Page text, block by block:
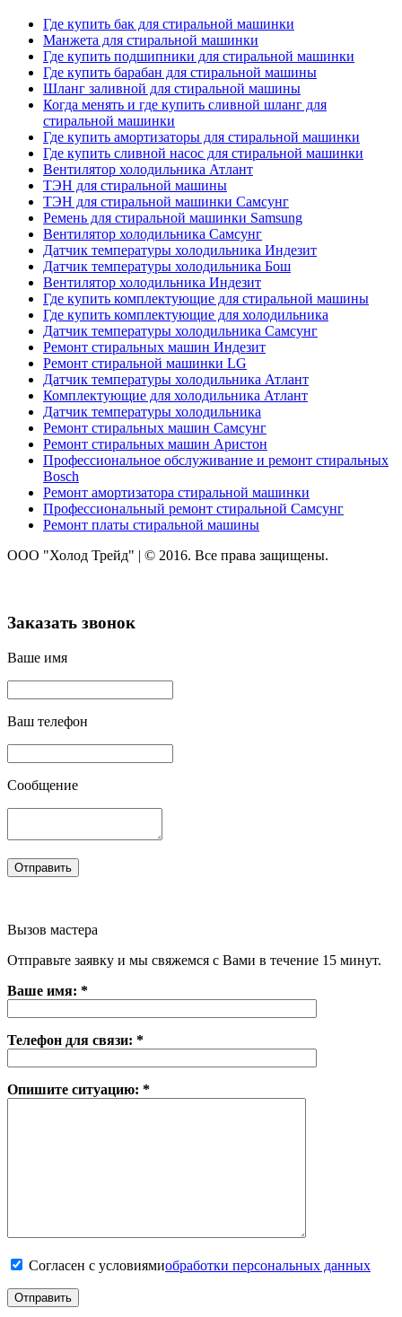
Где купить бак для стиральной машинки
Манжета для стиральной машинки
Где купить подшипники для стиральной машинки
Где купить барабан для стиральной машины
Шланг заливной для стиральной машины
Когда менять и где купить сливной шланг для
стиральной машинки
Где купить амортизаторы для стиральной машинки
Где купить сливной насос для стиральной машинки
Вентилятор холодильника Атлант
ТЭН для стиральной машины
ТЭН для стиральной машинки Самсунг
Ремень для стиральной машинки Samsung
Вентилятор холодильника Самсунг
Датчик температуры холодильника Индезит
Датчик температуры холодильника Бош
Вентилятор холодильника Индезит
Где купить комплектующие для стиральной машины
Где купить комплектующие для холодильника
Датчик температуры холодильника Самсунг
Ремонт стиральных машин Индезит
Ремонт стиральной машинки LG
Датчик температуры холодильника Атлант
Комплектующие для холодильника Атлант
Датчик температуры холодильника
Ремонт стиральных машин Самсунг
Ремонт стиральных машин Аристон
Профессиональное обслуживание и ремонт стиральных
Bosch
Ремонт амортизатора стиральной машинки
Профессиональный ремонт стиральной Самсунг
Ремонт платы стиральной машины
ООО "Холод Трейд" | © 2016. Все права защищены.
Заказать звонок
Ваше имя
Ваш телефон
Сообщение
Вызов мастера
Отправьте заявку и мы свяжемся с Вами в течение 15 минут.
Ваше имя: *
Телефон для связи: *
Опишите ситуацию: *
Согласен с условиямиобработки персональных данных